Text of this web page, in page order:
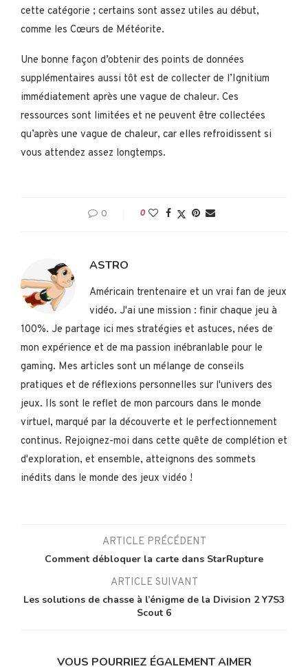
cette catégorie ; certains sont assez utiles au début,
comme les Cœurs de Météorite.
Une bonne façon d’obtenir des points de données
supplémentaires aussi tôt est de collecter de l’Ignitium
immédiatement après une vague de chaleur. Ces
ressources sont limitées et ne peuvent être collectées
qu’après une vague de chaleur, car elles refroidissent si
vous attendez assez longtemps.
0 0
ASTRO
Américain trentenaire et un vrai fan de jeux
vidéo. J'ai une mission : finir chaque jeu à
100%. Je partage ici mes stratégies et astuces, nées de
mon expérience et de ma passion inébranlable pour le
gaming. Mes articles sont un mélange de conseils
pratiques et de réflexions personnelles sur l'univers des
jeux. Ils sont le reflet de mon parcours dans le monde
virtuel, marqué par la découverte et le perfectionnement
continus. Rejoignez-moi dans cette quête de complétion et
d'exploration, et ensemble, atteignons des sommets
inédits dans le monde des jeux vidéo !
ARTICLE PRÉCÉDENT
Comment débloquer la carte dans StarRupture
ARTICLE SUIVANT
Les solutions de chasse à l’énigme de la Division 2 Y7S3
Scout 6
VOUS POURRIEZ ÉGALEMENT AIMER